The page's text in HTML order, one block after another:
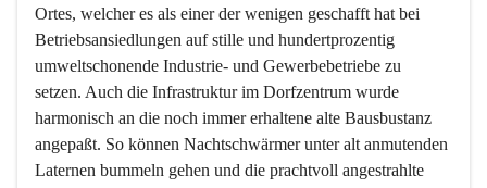
Ortes, welcher es als einer der wenigen geschafft hat bei
Betriebsansiedlungen auf stille und hundertprozentig
umweltschonende Industrie- und Gewerbebetriebe zu
setzen. Auch die Infrastruktur im Dorfzentrum wurde
harmonisch an die noch immer erhaltene alte Bausbustanz
angepaßt. So können Nachtschwärmer unter alt anmutenden
Laternen bummeln gehen und die prachtvoll angestrahlte